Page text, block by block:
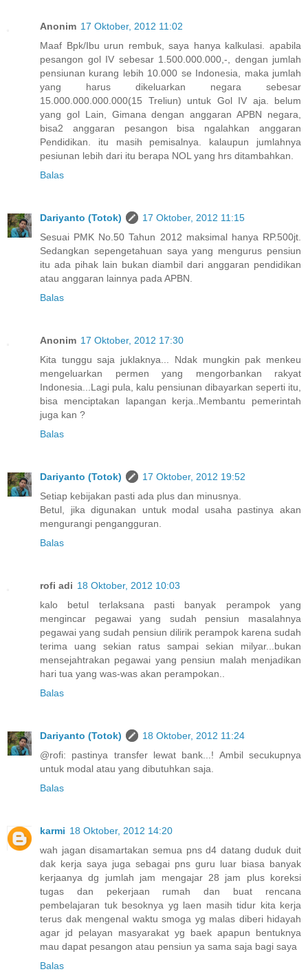
Anonim 17 Oktober, 2012 11:02
Maaf Bpk/Ibu urun rembuk, saya hanya kalkulasi. apabila
pesangon gol IV sebesar 1.500.000.000,-, dengan jumlah
pensiunan kurang lebih 10.000 se Indonesia, maka jumlah
yang harus dikeluarkan negara sebesar
15.000.000.000.000(15 Treliun) untuk Gol IV aja. belum
yang gol Lain, Gimana dengan anggaran APBN negara,
bisa2 anggaran pesangon bisa ngalahkan anggaran
Pendidikan. itu masih pemisalnya. kalaupun jumlahnya
pesiunan lebih dari itu berapa NOL yang hrs ditambahkan.
Balas
Dariyanto (Totok)
17 Oktober, 2012 11:15
Sesuai PMK No.50 Tahun 2012 maksimal hanya RP.500jt.
Sedangkan sepengetahuan saya yang mengurus pensiun
itu ada pihak lain bukan diambil dari anggaran pendidikan
atau anggaran lainnya pada APBN.
Balas
Anonim 17 Oktober, 2012 17:30
Kita tunggu saja juklaknya... Ndak mungkin pak menkeu
mengeluarkan permen yang mengorbankan rakyat
Indonesia...Lagi pula, kalu pensiunan dibayarkan seperti itu,
bisa menciptakan lapangan kerja..Membantu pemerintah
juga kan ?
Balas
Dariyanto (Totok)
17 Oktober, 2012 19:52
Setiap kebijakan pasti ada plus dan minusnya.
Betul, jika digunakan untuk modal usaha pastinya akan
mengurangi pengangguran.
Balas
rofi adi 18 Oktober, 2012 10:03
kalo betul terlaksana pasti banyak perampok yang
mengincar pegawai yang sudah pensiun masalahnya
pegawai yang sudah pensiun dilirik perampok karena sudah
terima uang sekian ratus sampai sekian milyar...bukan
mensejahtrakan pegawai yang pensiun malah menjadikan
hari tua yang was-was akan perampokan..
Balas
Dariyanto (Totok)
18 Oktober, 2012 11:24
@rofi: pastinya transfer lewat bank...! Ambil secukupnya
untuk modal atau yang dibutuhkan saja.
Balas
karmi 18 Oktober, 2012 14:20
wah jagan disamartakan semua pns d4 datang duduk duit
dak kerja saya juga sebagai pns guru luar biasa banyak
kerjaanya dg jumlah jam mengajar 28 jam plus koreksi
tugas dan pekerjaan rumah dan buat rencana
pembelajaran tuk besoknya yg laen masih tidur kita kerja
terus dak mengenal waktu smoga yg malas diberi hidayah
agar jd pelayan masyarakat yg baek apapun bentuknya
mau dapat pesangon atau pensiun ya sama saja bagi saya
Balas